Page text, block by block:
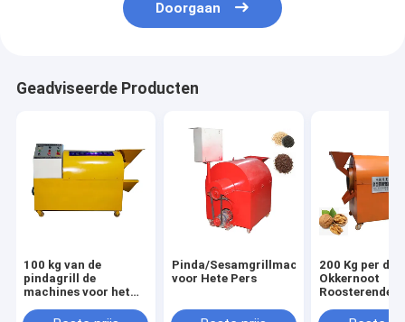
Doorgaan
Geadviseerde Producten
100 kg van de
pindagrill de
machines voor het
Pinda/Sesamgrillmachine
voor Hete Pers
200 Kg per de
Okkernoot
Roosterende
Industriële